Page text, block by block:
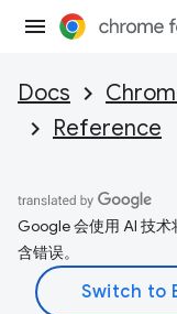
Docs
Reference
Google 会使用 AI 技
含错误。